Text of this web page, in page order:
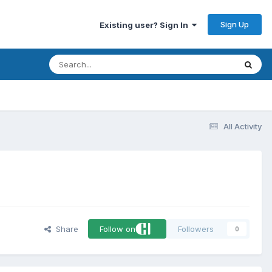
Existing user? Sign In Sign Up
All Activity
Share Follow on Followers 0